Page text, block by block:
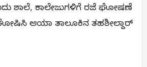
ಶಾಲೆ, ಕಾಲೇಜುಗಳಿಗೆ ರಜೆ ಘೋಷಣೆ
ಆಯಾ ತಾಲೂಕಿನ ತಹಶೀಲ್ದಾರ್‌